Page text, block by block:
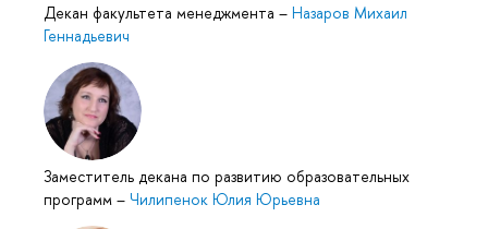
Декан факультета менеджмента – Назаров Михаил
Геннадьевич
Заместитель декана по развитию образовательных
программ – Чилипенок Юлия Юрьевна